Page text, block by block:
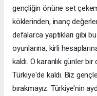
gençliğin önüne set
köklerinden, inanç
defalarca yaptıkları gibi
oyunlarına, kirli
kaldı. O karanlık günler
Türkiye'de kaldı. Biz
bırakmayız. Türkiye'nin